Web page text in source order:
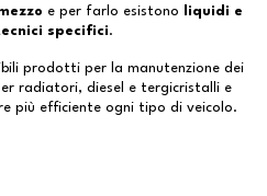
e per farlo esistono
liquidi e
specifici.
prodotti per la manutenzione dei
radiatori, diesel e tergicristalli e
più efficiente ogni tipo di veicolo.